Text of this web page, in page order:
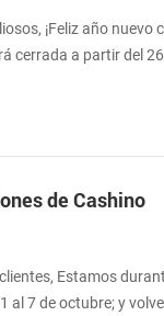
¡Feliz año
cerrada a partir del
Gracias por su
y alegre de la
de Cashino
Estamos
al 7 de octubre; y